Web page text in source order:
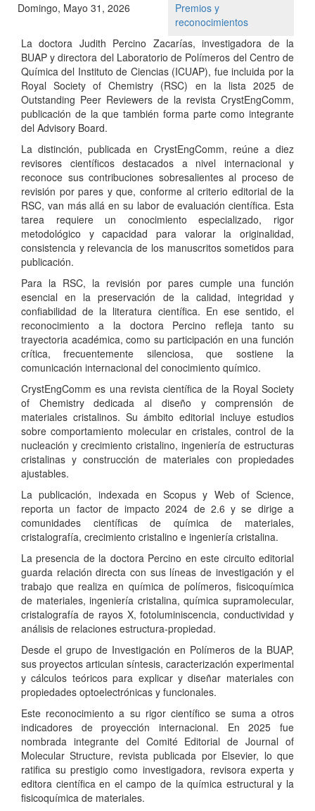
Domingo, Mayo 31, 2026
Premios y
reconocimientos
La doctora Judith Percino Zacarías, investigadora de la
BUAP y directora del Laboratorio de Polímeros del Centro de
Química del Instituto de Ciencias (ICUAP), fue incluida por la
Royal Society of Chemistry (RSC) en la lista 2025 de
Outstanding Peer Reviewers de la revista CrystEngComm,
publicación de la que también forma parte como integrante
del Advisory Board.
La distinción, publicada en CrystEngComm, reúne a diez
revisores científicos destacados a nivel internacional y
reconoce sus contribuciones sobresalientes al proceso de
revisión por pares y que, conforme al criterio editorial de la
RSC, van más allá en su labor de evaluación científica. Esta
tarea requiere un conocimiento especializado, rigor
metodológico y capacidad para valorar la originalidad,
consistencia y relevancia de los manuscritos sometidos para
publicación.
Para la RSC, la revisión por pares cumple una función
esencial en la preservación de la calidad, integridad y
confiabilidad de la literatura científica. En ese sentido, el
reconocimiento a la doctora Percino refleja tanto su
trayectoria académica, como su participación en una función
crítica, frecuentemente silenciosa, que sostiene la
comunicación internacional del conocimiento químico.
CrystEngComm es una revista científica de la Royal Society
of Chemistry dedicada al diseño y comprensión de
materiales cristalinos. Su ámbito editorial incluye estudios
sobre comportamiento molecular en cristales, control de la
nucleación y crecimiento cristalino, ingeniería de estructuras
cristalinas y construcción de materiales con propiedades
ajustables.
La publicación, indexada en Scopus y Web of Science,
reporta un factor de impacto 2024 de 2.6 y se dirige a
comunidades científicas de química de materiales,
cristalografía, crecimiento cristalino e ingeniería cristalina.
La presencia de la doctora Percino en este circuito editorial
guarda relación directa con sus líneas de investigación y el
trabajo que realiza en química de polímeros, fisicoquímica
de materiales, ingeniería cristalina, química supramolecular,
cristalografía de rayos X, fotoluminiscencia, conductividad y
análisis de relaciones estructura-propiedad.
Desde el grupo de Investigación en Polímeros de la BUAP,
sus proyectos articulan síntesis, caracterización experimental
y cálculos teóricos para explicar y diseñar materiales con
propiedades optoelectrónicas y funcionales.
Este reconocimiento a su rigor científico se suma a otros
indicadores de proyección internacional. En 2025 fue
nombrada integrante del Comité Editorial de Journal of
Molecular Structure, revista publicada por Elsevier, lo que
ratifica su prestigio como investigadora, revisora experta y
editora científica en el campo de la química estructural y la
fisicoquímica de materiales.